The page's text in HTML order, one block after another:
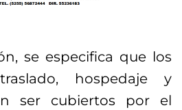
se especifica que los
hospedaje y
ser cubiertos por el